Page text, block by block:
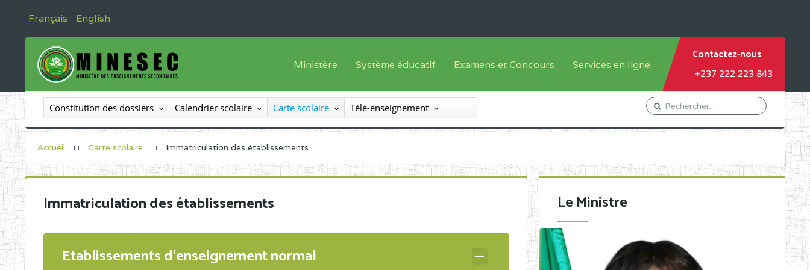
Français English
Ministère
Le Ministre
Le SEESEN
Inspection Générale des Enseignements
Organigramme
Système éducatif
Offre de formation
Sous système francophone
Progammes d'études
Examens et Concours
Inscriptions
Liste des candidats
Diplômes disponibles
Services en ligne
Orientation Conseil
Gestion du Personnel
Demande de subvention
Contactez-nous
+237 222 223 843
Constitution des dossiers Calendrier scolaire Carte scolaire Télé-enseignement
Accueil Carte scolaire Immatriculation des établissements
Immatriculation des établissements
Etablissements d'enseignement normal
Le Ministre